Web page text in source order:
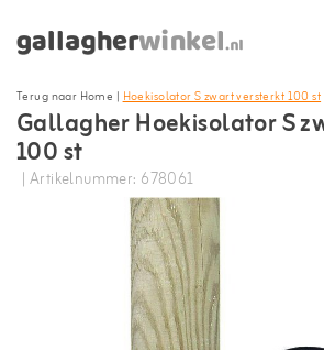
Terug naar Home |Hoekisolator S zwart versterkt 100 st
Gallagher Hoekisolator S
100 st
| Artikelnummer: 678061